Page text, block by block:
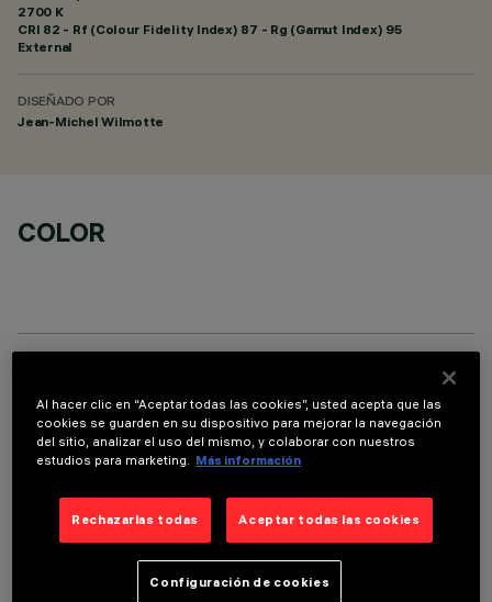
2700 K
CRI 82 - Rf (Colour Fidelity Index) 87 - Rg (Gamut Index) 95
External
DISEÑADO POR
Jean-Michel Wilmotte
COLOR
COMPONENTES OPCIONALES
DATOS TÉCNICOS
ÚLTIMA ACTUALIZACIÓN: 06/08/2026
Al hacer clic en “Aceptar todas las cookies”, usted acepta que las
cookies se guarden en su dispositivo para mejorar la navegación
del sitio, analizar el uso del mismo, y colaborar con nuestros
estudios para marketing.
Más información
Rechazarlas todas Aceptar todas las cookies
Configuración de cookies